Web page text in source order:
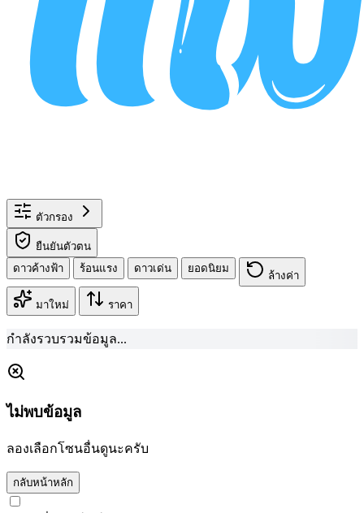
ตัวกรอง
ยืนยันตัวตน
ดาวค้างฟ้า
ร้อนแรง ดาวเด่น ยอดนิยม
ล้างค่า
มาใหม่ ราคา
กำลังรวบรวมข้อมูล...
ไม่พบข้อมูล
ลองเลือกโซนอื่นดูนะครับ
กลับหน้าหลัก